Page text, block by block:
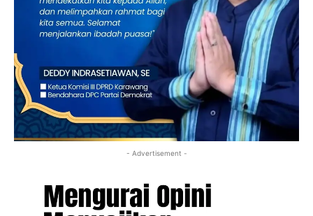
- Advertisement -